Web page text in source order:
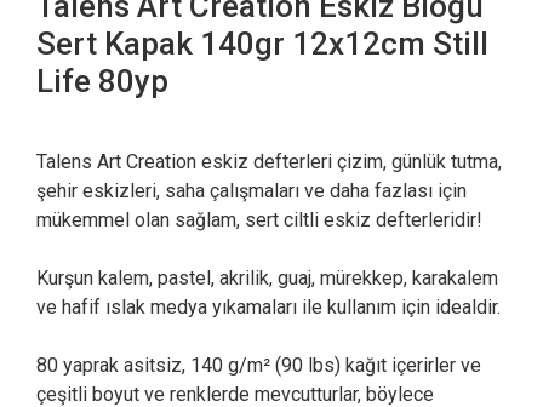
Sert Kapak 140gr 12x12cm Still
Life 80yp
Talens Art Creation eskiz defterleri çizim, günlük tutma,
şehir eskizleri, saha çalışmaları ve daha fazlası için
mükemmel olan sağlam, sert ciltli eskiz defterleridir!
Kurşun kalem, pastel, akrilik, guaj, mürekkep, karakalem
ve hafif ıslak medya yıkamaları ile kullanım için idealdir.
80 yaprak asitsiz, 140 g/m² (90 lbs) kağıt içerirler ve
çeşitli boyut ve renklerde mevcutturlar, böylece